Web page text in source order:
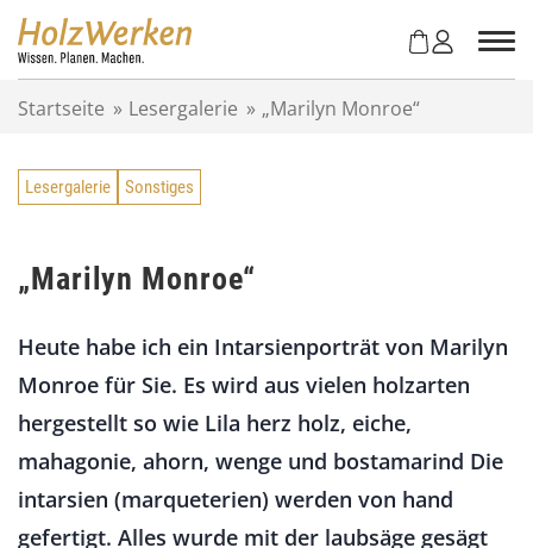
Startseite » Lesergalerie » „Marilyn Monroe“
Lesergalerie Sonstiges
„Marilyn Monroe“
Heute habe ich ein Intarsienporträt von Marilyn
Monroe für Sie. Es wird aus vielen holzarten
hergestellt so wie Lila herz holz, eiche,
mahagonie, ahorn, wenge und bostamarind Die
intarsien (marqueterien) werden von hand
gefertigt. Alles wurde mit der laubsäge gesägt